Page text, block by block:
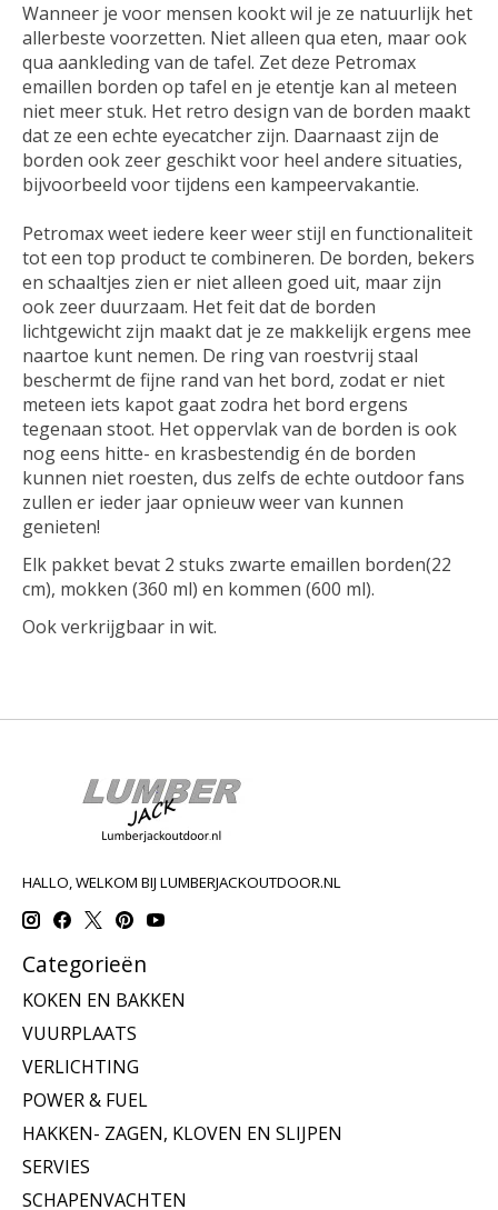
Wanneer je voor mensen kookt wil je ze natuurlijk het
allerbeste voorzetten. Niet alleen qua eten, maar ook
qua aankleding van de tafel. Zet deze Petromax
emaillen borden op tafel en je etentje kan al meteen
niet meer stuk. Het retro design van de borden maakt
dat ze een echte eyecatcher zijn. Daarnaast zijn de
borden ook zeer geschikt voor heel andere situaties,
bijvoorbeeld voor tijdens een kampeervakantie.
Petromax weet iedere keer weer stijl en functionaliteit
tot een top product te combineren. De borden, bekers
en schaaltjes zien er niet alleen goed uit, maar zijn
ook zeer duurzaam. Het feit dat de borden
lichtgewicht zijn maakt dat je ze makkelijk ergens mee
naartoe kunt nemen. De ring van roestvrij staal
beschermt de fijne rand van het bord, zodat er niet
meteen iets kapot gaat zodra het bord ergens
tegenaan stoot. Het oppervlak van de borden is ook
nog eens hitte- en krasbestendig én de borden
kunnen niet roesten, dus zelfs de echte outdoor fans
zullen er ieder jaar opnieuw weer van kunnen
genieten!
Elk pakket bevat 2 stuks zwarte emaillen borden(22
cm), mokken (360 ml) en kommen (600 ml).
Ook verkrijgbaar in wit.
HALLO, WELKOM BIJ LUMBERJACKOUTDOOR.NL
Categorieën
KOKEN EN BAKKEN
VUURPLAATS
VERLICHTING
POWER & FUEL
HAKKEN- ZAGEN, KLOVEN EN SLIJPEN
SERVIES
SCHAPENVACHTEN